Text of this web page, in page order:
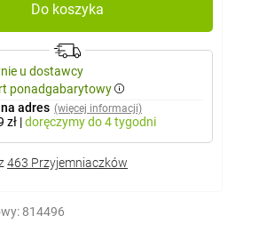
Do koszyka
u dostawcy
ponadgabarytowy
adres (więcej informacji)
zł |doręczymydo 4 tygodni
463 Przyjemniaczków
814496